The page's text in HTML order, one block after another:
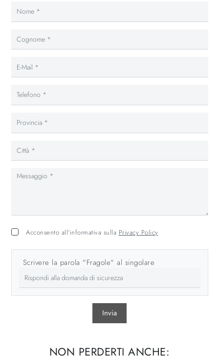
Acconsento all'informativa sulla Privacy Policy
Scrivere la parola "Fragole" al singolare
Invia
NON PERDERTI ANCHE: